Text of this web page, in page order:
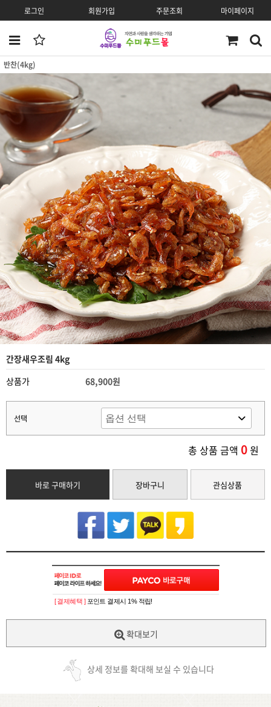
로그인 회원가입 주문조회 마이페이지
반찬(4kg)
간장새우조림 4kg
상품가
68,900원
선택
총 상품 금액 0원
바로 구매하기 장바구니 관심상품
[ 결제혜택 ] 포인트 결제시 1% 적립!
확대보기
상세 정보를 확대해 보실 수 있습니다